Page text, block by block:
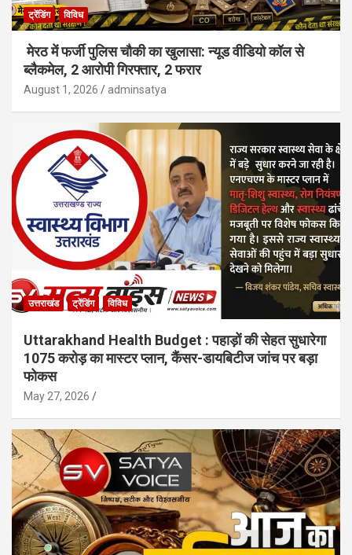
ट्रेंडिंग विविध
मेरठ में फर्जी पुलिस चौकी का खुलासा: न्यूड वीडियो कॉल से
ब्लैकमेल, 2 आरोपी गिरफ्तार, 2 फरार
August 1, 2026 adminsatya
उत्तराखंड ट्रेंडिंग विविध
Uttarakhand Health Budget : पहाड़ों की सेहत सुधारेगा
1075 करोड़ का मास्टर प्लान, कैंसर-डायबिटीज जांच पर बड़ा
फोकस
May 27, 2026